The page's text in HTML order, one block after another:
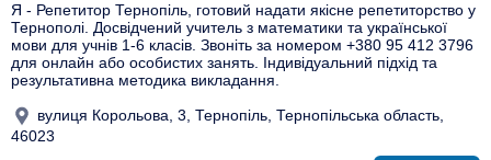
Я - Репетитор Тернопіль, готовий надати якісне репетиторство у
Тернополі. Досвідчений учитель з математики та української
мови для учнів 1-6 класів. Звоніть за номером +380 95 412 3796
для онлайн або особистих занять. Індивідуальний підхід та
результативна методика викладання.
вулиця Корольова, 3, Тернопіль, Тернопільська область,
46023